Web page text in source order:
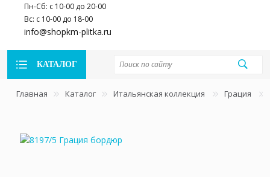
Пн-Сб: с 10-00 до 20-00
Вс: с 10-00 до 18-00
info@shopkm-plitka.ru
КАТАЛОГ
Главная Каталог Итальянская коллекция Грация